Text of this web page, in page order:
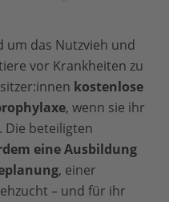
um das Nutzvieh und
vor Krankheiten zu
kostenlose
, wenn sie ihr
Die beteiligten
eine Ausbildung
, einer
– und für ihr